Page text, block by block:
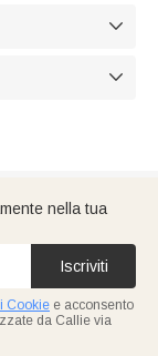


nella tua
Iscriviti
Cookie e acconsento
da Callie via